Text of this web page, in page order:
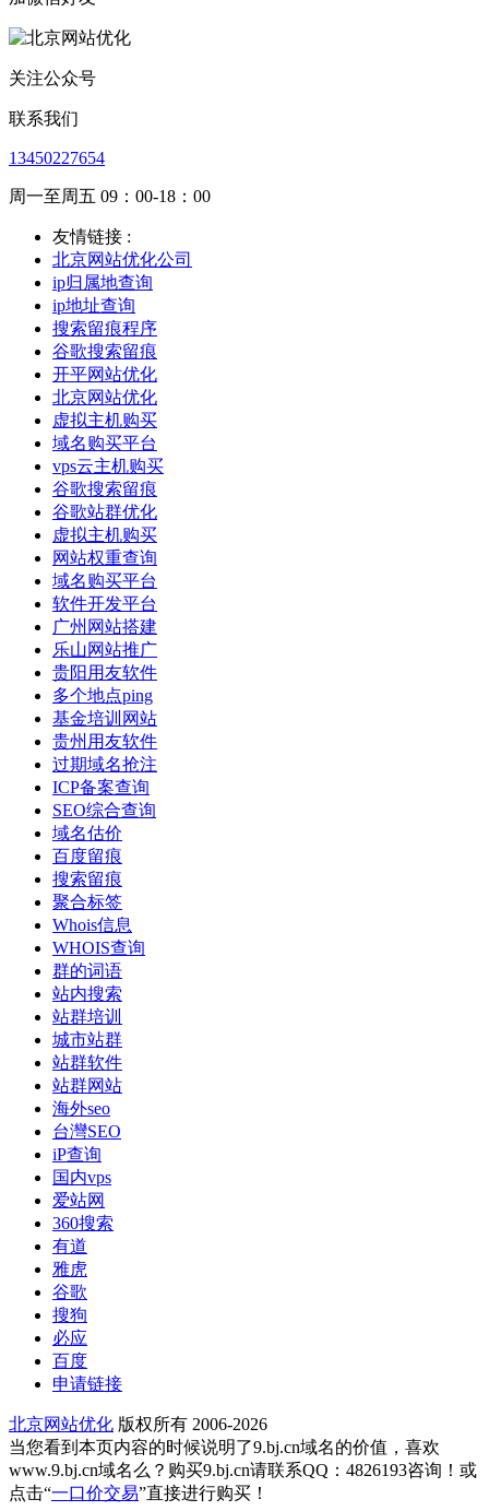
关注公众号
联系我们
13450227654
周一至周五 09：00-18：00
友情链接 :
北京网站优化公司
ip归属地查询
ip地址查询
搜索留痕程序
谷歌搜索留痕
开平网站优化
北京网站优化
虚拟主机购买
域名购买平台
vps云主机购买
谷歌搜索留痕
谷歌站群优化
虚拟主机购买
网站权重查询
域名购买平台
软件开发平台
广州网站搭建
乐山网站推广
贵阳用友软件
多个地点ping
基金培训网站
贵州用友软件
过期域名抢注
ICP备案查询
SEO综合查询
域名估价
百度留痕
搜索留痕
聚合标签
Whois信息
WHOIS查询
群的词语
站内搜索
站群培训
城市站群
站群软件
站群网站
海外seo
台灣SEO
iP查询
国内vps
爱站网
360搜索
有道
雅虎
谷歌
搜狗
必应
百度
申请链接
北京网站优化 版权所有 2006-2026
当您看到本页内容的时候说明了9.bj.cn域名的价值，喜欢
www.9.bj.cn域名么？购买9.bj.cn请联系QQ：4826193咨询！或
点击“一口价交易”直接进行购买！